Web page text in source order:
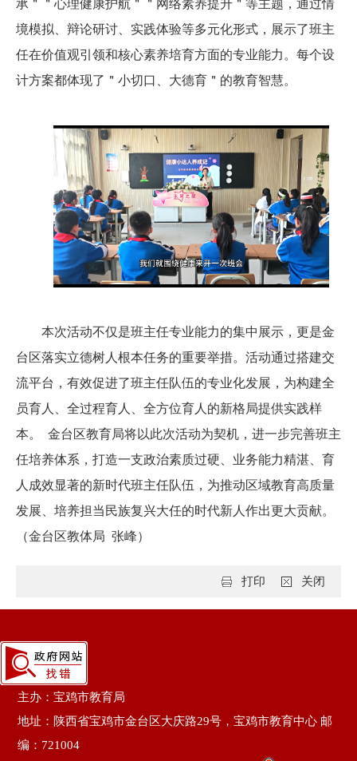
承＂＂心理健康护航＂＂网络素养提升＂等主题，通过情
境模拟、辩论研讨、实践体验等多元化形式，展示了班主
任在价值观引领和核心素养培育方面的专业能力。每个设
计方案都体现了＂小切口、大德育＂的教育智慧。
本次活动不仅是班主任专业能力的集中展示，更是金
台区落实立德树人根本任务的重要举措。 活动通过搭建交
流平台，有效促进了班主任队伍的专业化发展，为构建全
员育人、全过程育人、全方位育人的新格局提供实践样
本。 金台 区教育局将以此次活动为契机，进一步完善班主
任培养体系，打造一支政治素质过硬、业务能力精湛、育
人成效显著的新时代班主任队伍，为推动区域教育高质量
发展、培养担当民族复兴大任的时代新人作出更大贡献。
（金台区教体局 张峰）
关闭
打印
主办：宝鸡市教育局
地址：陕西省宝鸡市金台区大庆路29号，宝鸡市教育中心 邮
编：721004